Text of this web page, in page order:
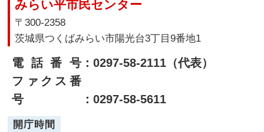
みらい平市民センター
〒300-2358
茨城県つくばみらい市陽光台3丁目9番地1
電話番号：0297-58-2111（代表）
ファクス番
号
：0297-58-5611
開庁時間